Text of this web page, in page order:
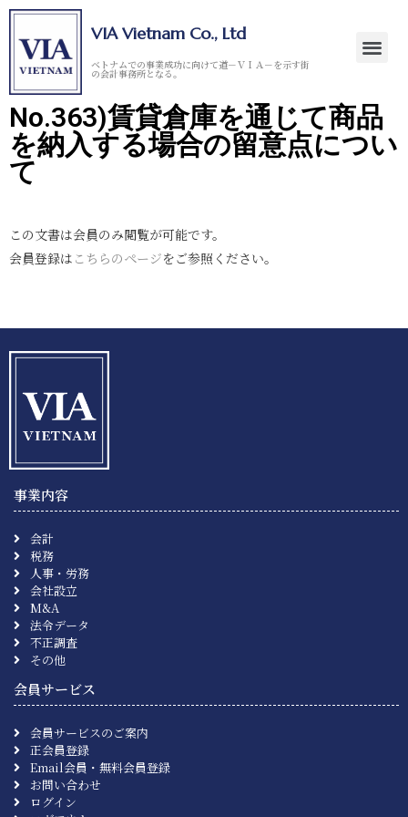
VIA Vietnam Co., Ltd
ベトナムでの事業成功に向けて道－ＶＩＡ－を示す街
の会計事務所となる。
No.363)賃貸倉庫を通じて商品
を納入する場合の留意点につい
て
この文書は会員のみ閲覧が可能です。
会員登録は こちらのページをご参照ください。
事業内容
会計
税務
人事・労務
会社設立
M&A
法令データ
不正調査
その他
会員サービス
会員サービスのご案内
正会員登録
Email会員・無料会員登録
お問い合わせ
ログイン